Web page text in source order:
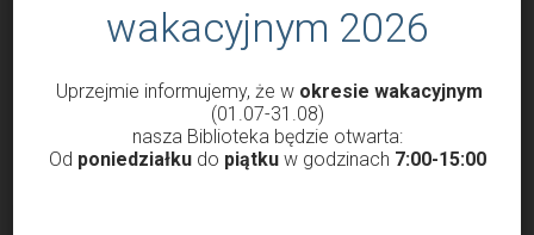
Małgorzata Świerczek 19 marca 2026
W środę (18 marca) w Oddziale dla Dzieci odbyło się
spotkanie łączące miłość do literatury...
ZAŁADUJ WIĘCEJ WPISÓW
wakacyjnym 2026
Uprzejmie informujemy, że w okresie wakacyjnym
(01.07-31.08)
nasza Biblioteka będzie otwarta:
Od poniedziałkudo piątkuw godzinach 7:00-15:00